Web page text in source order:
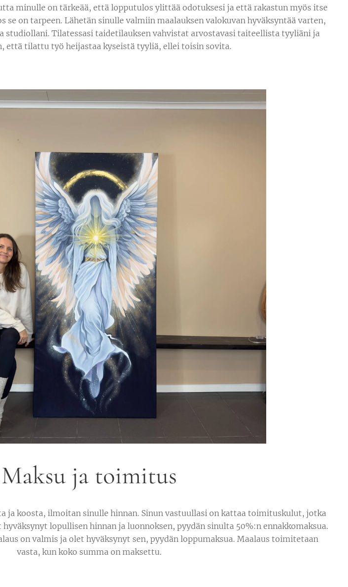
minulle on tärkeää, että lopputulos ylittää odotuksesi ja että rakastun myös itse
se on tarpeen. Lähetän sinulle valmiin maalauksen valokuvan hyväksyntää varten,
studiollani. Tilatessasi taidetilauksen vahvistat arvostavasi taiteellista tyyliäni ja
että tilattu työ heijastaa kyseistä tyyliä, ellei toisin sovita.
Maksu ja toimitus
ja koosta, ilmoitan sinulle hinnan. Sinun vastuullasi on kattaa toimituskulut, jotka
lopullisen hinnan ja luonnoksen, pyydän sinulta 50%:n ennakkomaksua.
on valmis ja olet hyväksynyt sen, pyydän loppumaksua. Maalaus toimitetaan
vasta, kun koko summa on maksettu.